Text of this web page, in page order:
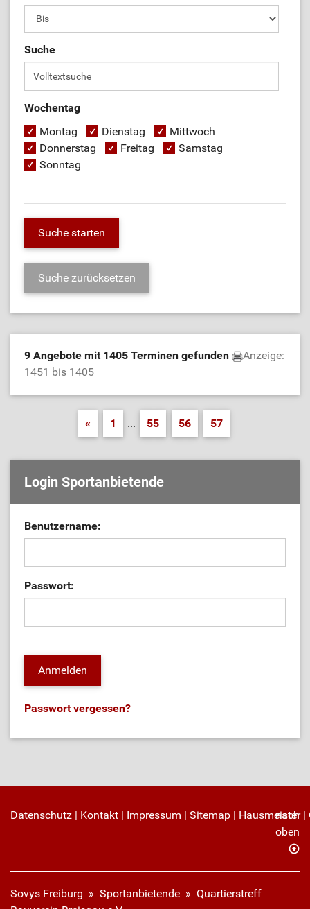
Suche
Wochentag
Montag
Dienstag
Mittwoch
Donnerstag
Freitag
Samstag
Sonntag
9 Angebote mit 1405 Terminen gefunden
Anzeige:
1451 bis 1405
« 1 ... 55 56 57
Login Sportanbietende
Benutzername:
Passwort:
Passwort vergessen?
Datenschutz | Kontakt | Impressum | Sitemap | Hausmeister|
nach
oben
Sovys Freiburg » Sportanbietende » Quartierstreff